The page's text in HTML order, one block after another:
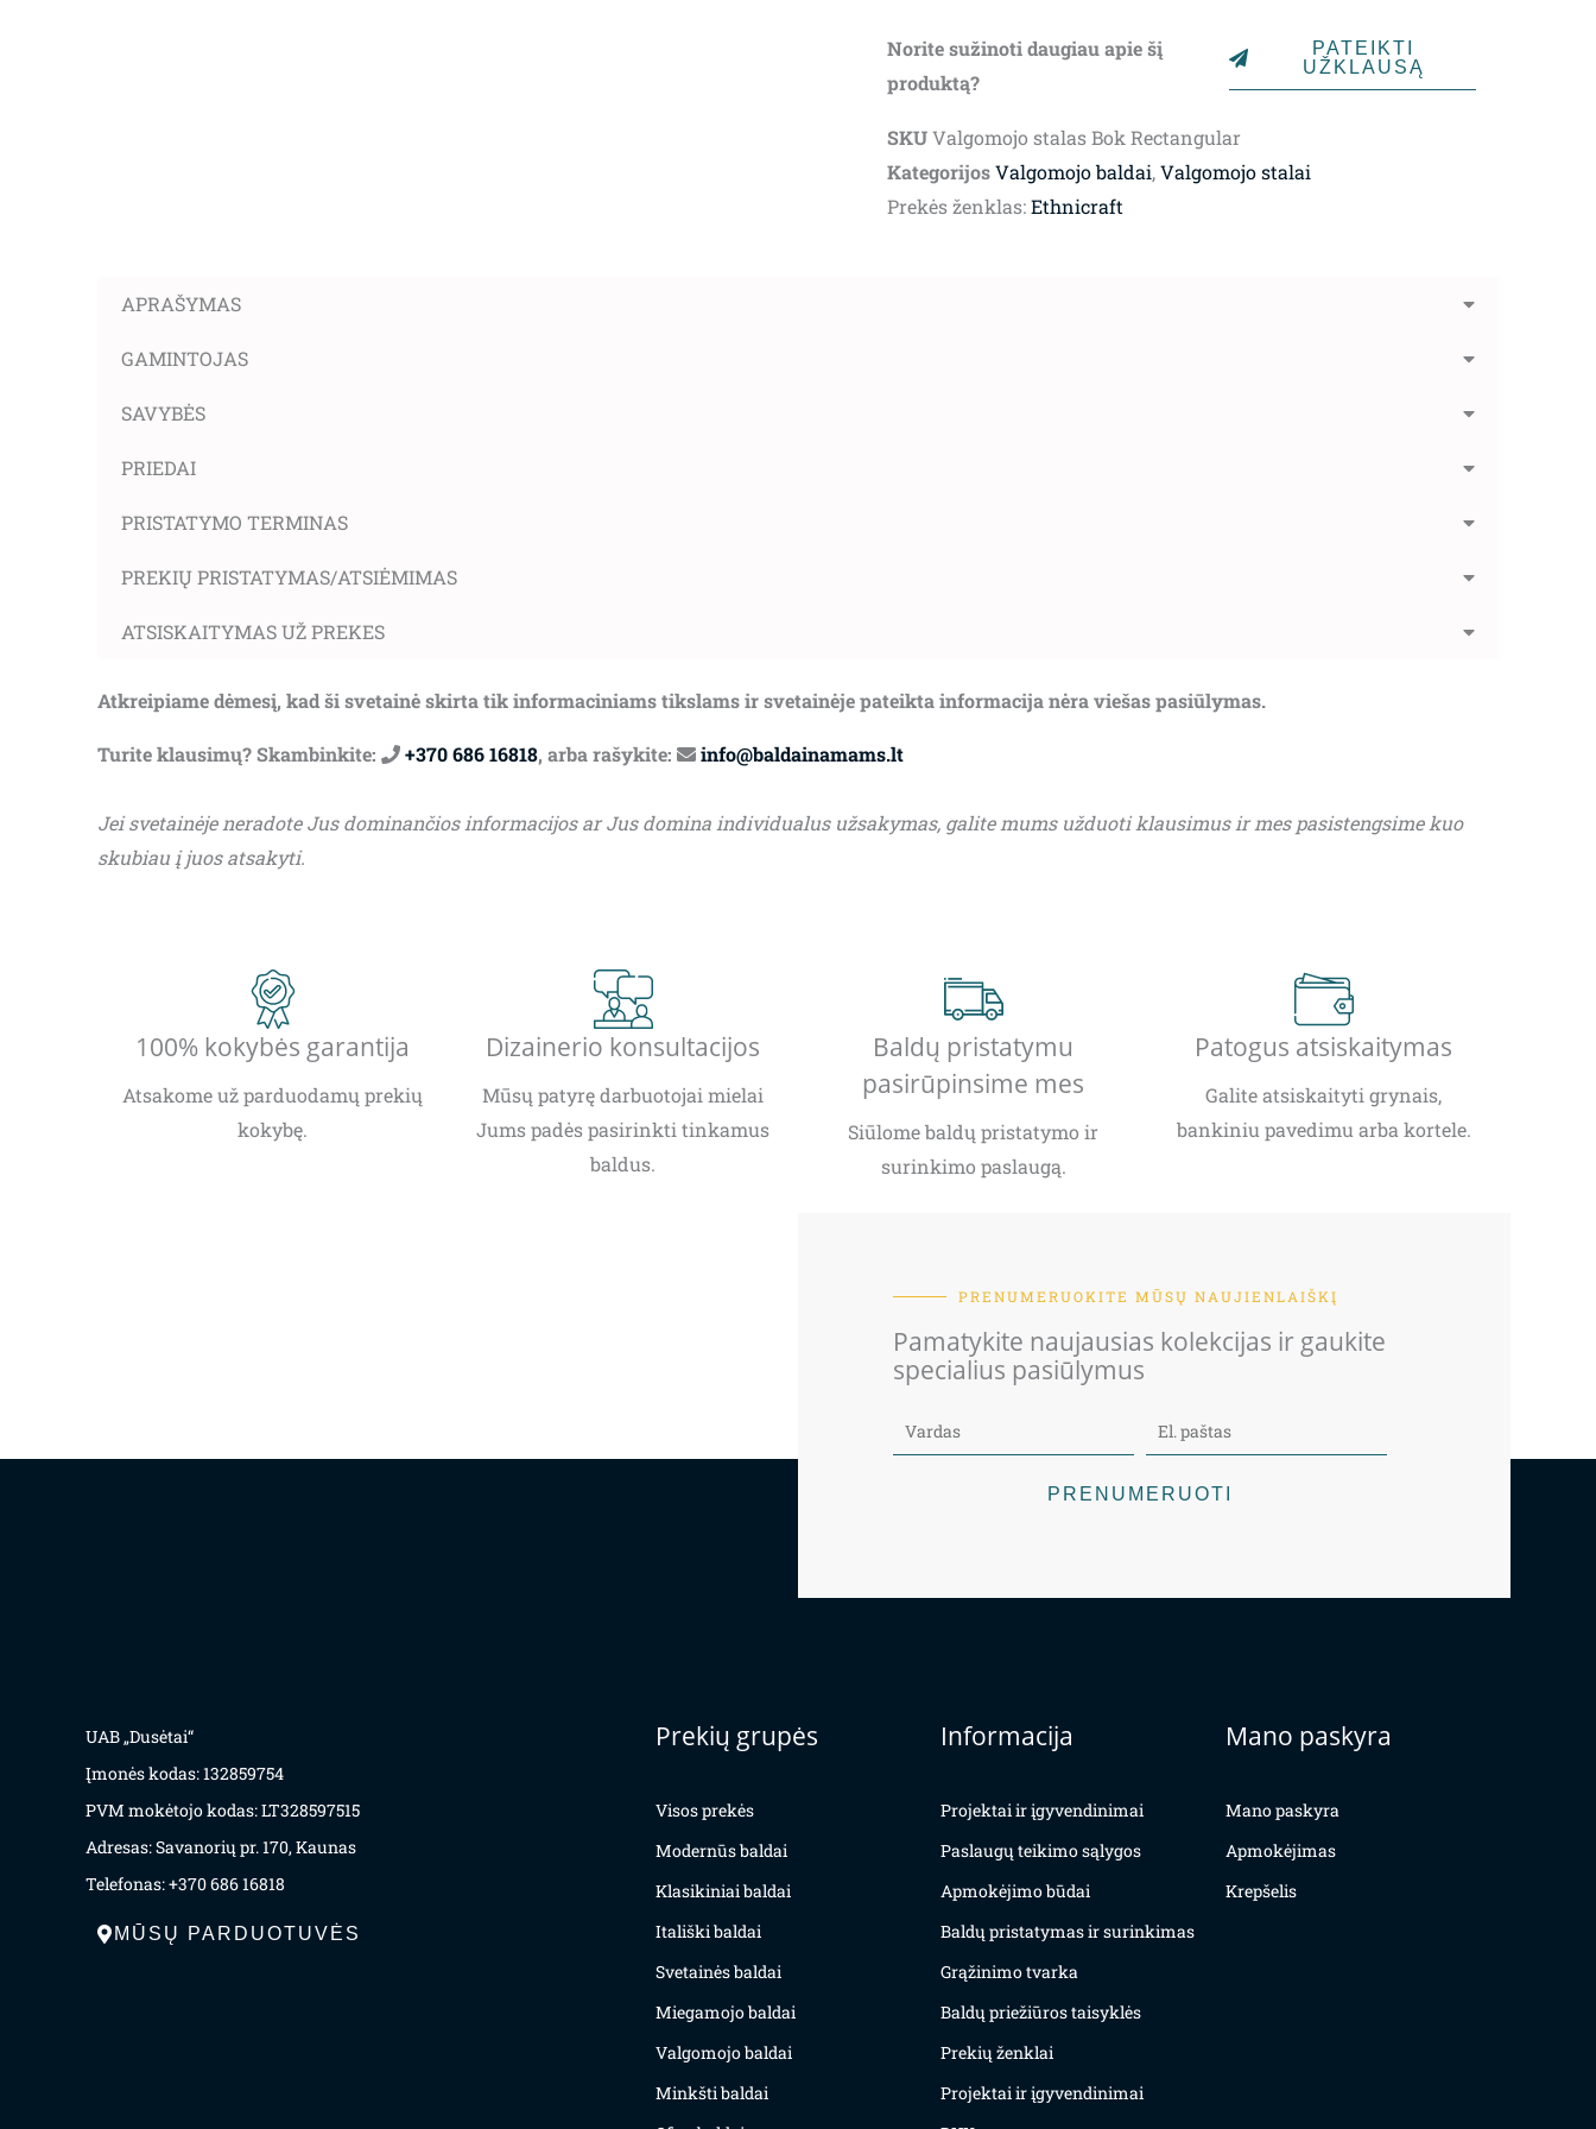
through
Norite sužinoti daugiau apie šį
produktą?
PATEIKTI
UŽKLAUSĄ
SKUValgomojo stalas Bok Rectangular
Kategorijos Valgomojo baldai,Valgomojo stalai
Prekės ženklas:Ethnicraft
APRAŠYMAS
GAMINTOJAS
SAVYBĖS
PRIEDAI
PRISTATYMO TERMINAS
PREKIŲ PRISTATYMAS/ATSIĖMIMAS
ATSISKAITYMAS UŽ PREKES
Atkreipiame dėmesį, kad ši svetainė skirta tik informaciniams tikslams ir svetainėje pateikta informacija nėra viešas pasiūlymas.
Turite klausimų? Skambinkite: +370 686 16818, arba rašykite: info@baldainamams.lt
Jei svetainėje neradote Jus dominančios informacijos ar Jus domina individualus užsakymas, galite mums užduoti klausimus ir mes pasistengsime kuo
skubiau į juos atsakyti.
100% kokybės garantija
Atsakome už parduodamų prekių
kokybę.
Dizainerio konsultacijos
Mūsų patyrę darbuotojai mielai
Jums padės pasirinkti tinkamus
baldus.
Baldų pristatymu
pasirūpinsime mes
Siūlome baldų pristatymo ir
surinkimo paslaugą.
Patogus atsiskaitymas
Galite atsiskaityti grynais,
bankiniu pavedimu arba kortele.
PRENUMERUOKITE MŪSŲ NAUJIENLAIŠKĮ
Pamatykite naujausias kolekcijas ir gaukite
specialius pasiūlymus
PRENUMERUOTI
UAB „Dusėtai“
Įmonės kodas: 132859754
PVM mokėtojo kodas: LT328597515
Adresas: Savanorių pr. 170, Kaunas
Telefonas: +370 686 16818
MŪSŲ PARDUOTUVĖS
Prekių grupės
Visos prekės
Modernūs baldai
Klasikiniai baldai
Itališki baldai
Svetainės baldai
Miegamojo baldai
Valgomojo baldai
Minkšti baldai
Informacija
Projektai ir įgyvendinimai
Paslaugų teikimo sąlygos
Apmokėjimo būdai
Baldų pristatymas ir surinkimas
Grąžinimo tvarka
Baldų priežiūros taisyklės
Prekių ženklai
Projektai ir įgyvendinimai
Mano paskyra
Mano paskyra
Apmokėjimas
Krepšelis